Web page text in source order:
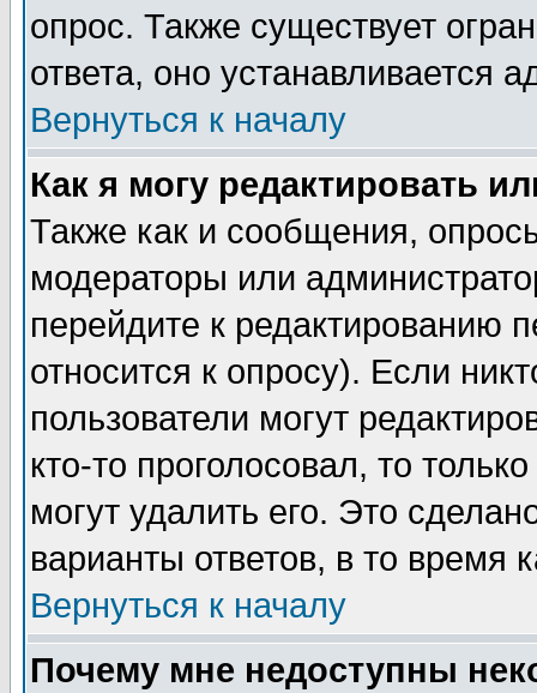
опрос. Также существует
ответа, оно устанавливается
Вернуться к началу
Как я могу редактировать
Также как и сообщения,
модераторы или
перейдите к редактированию
относится к опросу). Если
пользователи могут
кто-то проголосовал, то
могут удалить его. Это
варианты ответов, в то время
Вернуться к началу
Почему мне недоступны